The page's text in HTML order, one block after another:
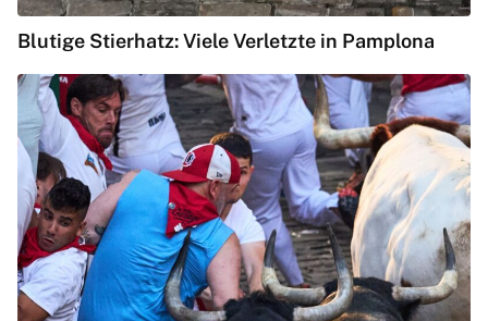
Blutige Stierhatz: Viele Verletzte in Pamplona